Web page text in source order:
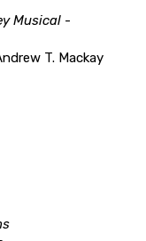
Musical -
T. Mackay